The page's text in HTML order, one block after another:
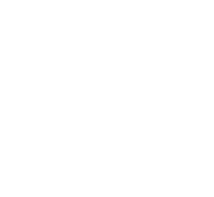
Erwartungen wichtig sind
Zähne
sind
Wandsbek